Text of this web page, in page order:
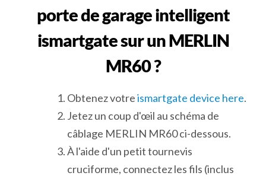
porte de garage intelligent
ismartgate sur un MERLIN
MR60 ?
Obtenez votreismartgate device here.
Jetez un coup d'œil au schéma de
câblage MERLIN MR60 ci-dessous.
À l'aide d'un petit tournevis
cruciforme, connectez les fils (inclus